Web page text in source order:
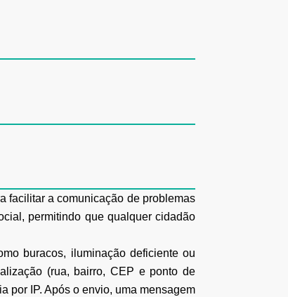
facilitar a comunicação de problemas
permitindo que qualquer cidadão
buracos, iluminação deficiente ou
(rua, bairro, CEP e ponto de
por IP. Após o envio, uma mensagem